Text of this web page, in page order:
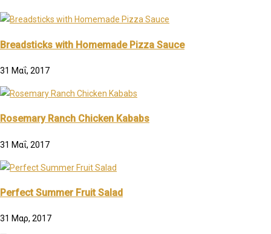
Breadsticks with Homemade Pizza Sauce
31 Μαΐ, 2017
Rosemary Ranch Chicken Kababs
31 Μαΐ, 2017
Perfect Summer Fruit Salad
31 Μαρ, 2017